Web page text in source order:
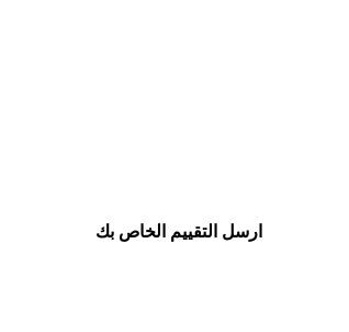
ارسل التقييم الخاص بك